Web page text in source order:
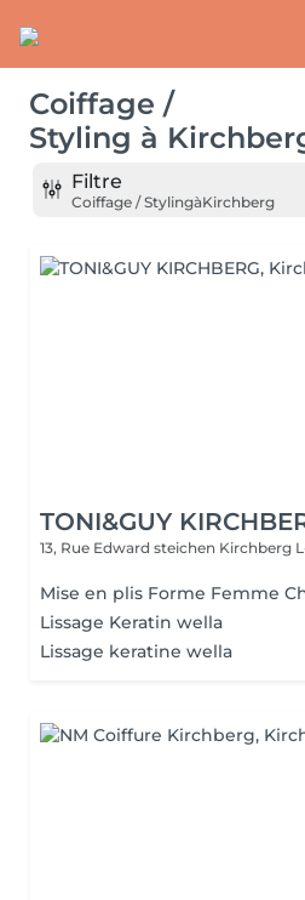
Coiffage /
Styling à
Filtre
Coiffage / StylingàKirchberg
TONI&GUY
13, Rue Edward steichen Kirchberg
Mise en plis Forme Femme
Lissage Keratin wella
Lissage keratine wella